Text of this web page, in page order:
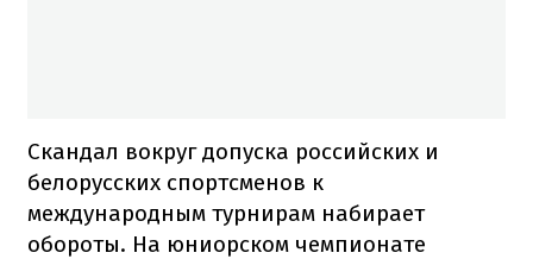
Скандал вокруг допуска российских и
белорусских спортсменов к
международным турнирам набирает
обороты. На юниорском чемпионате